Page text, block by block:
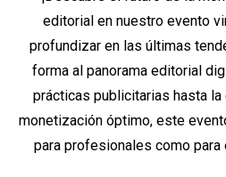
editorial en nuestro evento
profundizar en las últimas
forma al panorama editorial
prácticas publicitarias hasta
monetización óptimo, este
para profesionales como